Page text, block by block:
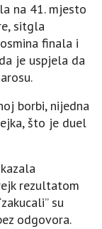
na 41. mjesto
sitgla
finala i
je uspjela da
borbi, nijedna
što je duel
rezultatom
su
odgovora.